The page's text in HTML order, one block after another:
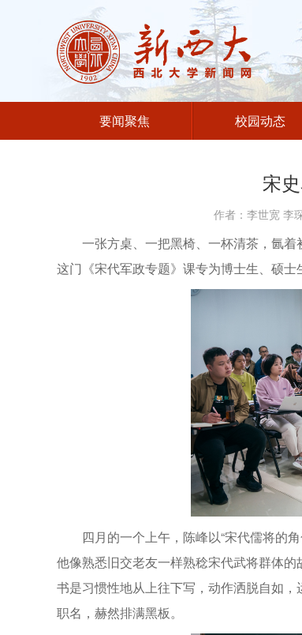
要闻聚焦 校园动态
宋
作者：李世宽
一张方桌、一把黑椅、一杯清茶，氤着
这门《宋代军政专题》课专为博士生、硕士
四月的一个上午，陈峰以“宋代儒将的
他像熟悉旧交老友一样熟稔宋代武将群体
书是习惯性地从上往下写，动作洒脱自如，
职名，赫然排满黑板。